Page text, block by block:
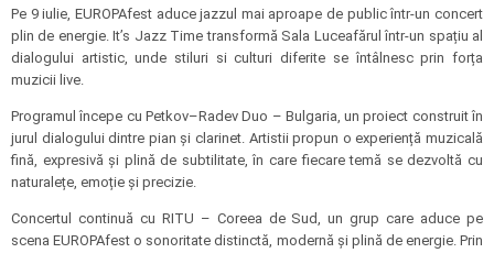
Pe 9 iulie, EUROPAfest aduce jazzul mai aproape de public într-un concert
plin de energie. It’s Jazz Time transformă Sala Luceafărul într-un spațiu al
dialogului artistic, unde stiluri si culturi diferite se întâlnesc prin forța
muzicii live.
Programul începe cu Petkov–Radev Duo – Bulgaria, un proiect construit în
jurul dialogului dintre pian și clarinet. Artistii propun o experiență muzicală
fină, expresivă și plină de subtilitate, în care fiecare temă se dezvoltă cu
naturalețe, emoție și precizie.
Concertul continuă cu RITU – Coreea de Sud, un grup care aduce pe
scena EUROPAfest o sonoritate distinctă, modernă și plină de energie. Prin